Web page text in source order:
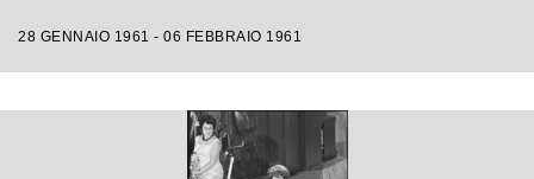
28 GENNAIO 1961 - 06 FEBBRAIO 1961